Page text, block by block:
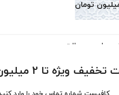
ویژه تا 2 میلیون تومان!